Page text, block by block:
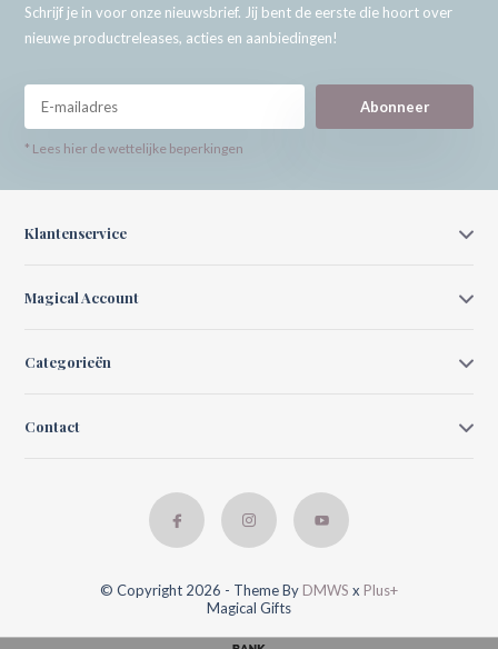
Schrijf je in voor onze nieuwsbrief. Jij bent de eerste die hoort over
nieuwe productreleases, acties en aanbiedingen!
Abonneer
* Lees hier de wettelijke beperkingen
Klantenservice
Magical Account
Categorieën
Contact
© Copyright 2026 - Theme By DMWS x Plus+
Magical Gifts